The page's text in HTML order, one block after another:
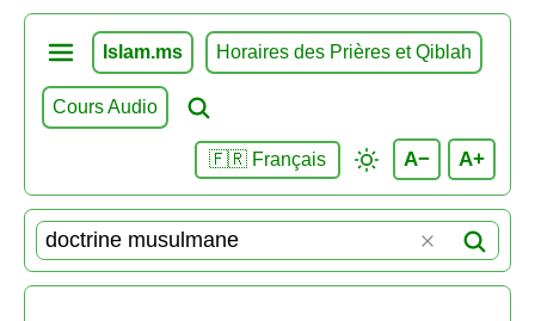
Islam.ms Horaires des Prières et Qiblah
Cours Audio
🇫🇷 Français A− A+